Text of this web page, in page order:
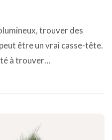
trouver des
être un vrai casse-tête.
à trouver…